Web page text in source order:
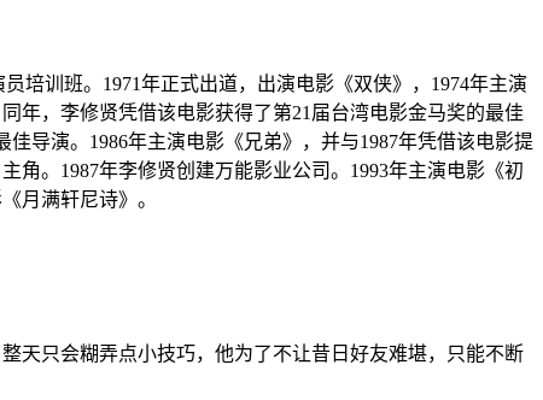
培训班。1971年正式出道，出演电影《双侠》，1974年主演
年，李修贤凭借该电影获得了第21届台湾电影金马奖的最佳
导演。1986年主演电影《兄弟》，并与1987年凭借该电影提
角。1987年李修贤创建万能影业公司。1993年主演电影《初
月满轩尼诗》。
天只会糊弄点小技巧，他为了不让昔日好友难堪，只能不断